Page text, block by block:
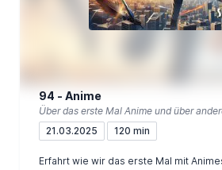
94 - Anime
Über das erste Mal Anime und über
21.03.2025
120 min
Erfahrt wie wir das erste Mal mit